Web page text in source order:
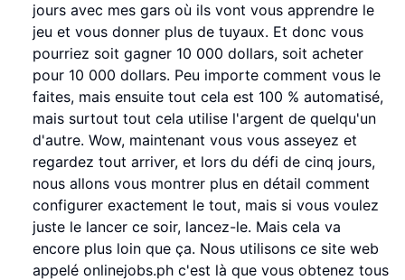
jours avec mes gars où ils vont vous apprendre le
jeu et vous donner plus de tuyaux. Et donc vous
pourriez soit gagner 10 000 dollars, soit acheter
pour 10 000 dollars. Peu importe comment vous le
faites, mais ensuite tout cela est 100 % automatisé,
mais surtout tout cela utilise l'argent de quelqu'un
d'autre. Wow, maintenant vous vous asseyez et
regardez tout arriver, et lors du défi de cinq jours,
nous allons vous montrer plus en détail comment
configurer exactement le tout, mais si vous voulez
juste le lancer ce soir, lancez-le. Mais cela va
encore plus loin que ça. Nous utilisons ce site web
appelé onlinejobs.ph c'est là que vous obtenez tous